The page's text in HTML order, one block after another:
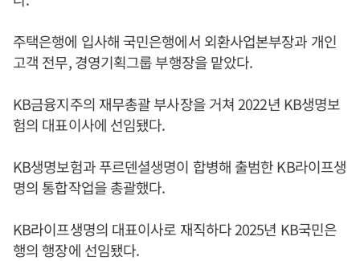
주택은행에 입사해 국민은행에서 외환사업본부장과 개인
고객 전무, 경영기획그룹 부행장을 맡았다.
KB금융지주의 재무총괄 부사장을 거쳐 2022년 KB생명보
험의 대표이사에 선임됐다.
KB생명보험과 푸르덴셜생명이 합병해 출범한 KB라이프생
명의 통합작업을 총괄했다.
KB라이프생명의 대표이사로 재직하다 2025년 KB국민은
행의 행장에 선임됐다.